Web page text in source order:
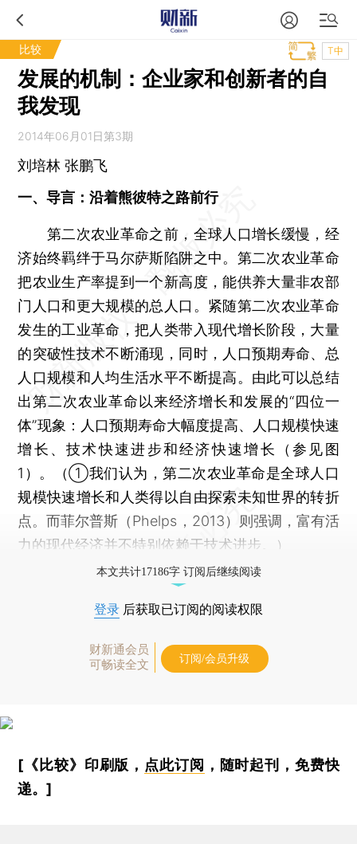
比较 T中
发展的机制：企业家和创新者的自
我发现
2014年06月01日第3期
刘培林 张鹏飞
一、导言：沿着熊彼特之路前行
第二次农业革命之前，全球人口增长缓慢，经
济始终羁绊于马尔萨斯陷阱之中。第二次农业革命
把农业生产率提到一个新高度，能供养大量非农部
门人口和更大规模的总人口。紧随第二次农业革命
发生的工业革命，把人类带入现代增长阶段，大量
的突破性技术不断涌现，同时，人口预期寿命、总
人口规模和人均生活水平不断提高。由此可以总结
出第二次农业革命以来经济增长和发展的“四位一
体”现象：人口预期寿命大幅度提高、人口规模快速
增长、技术快速进步和经济快速增长（参见图
1）。（①我们认为，第二次农业革命是全球人口
规模快速增长和人类得以自由探索未知世界的转折
点。而菲尔普斯（Phelps，2013）则强调，富有活
力的现代经济并不特别依赖于技术进步。）
本文共计17186字 订阅后继续阅读
登录 后获取已订阅的阅读权限
财新通会员
可畅读全文
订阅/会员升级
[《比较》印刷版， 点此订阅 ，随时起刊，免费快
递。]